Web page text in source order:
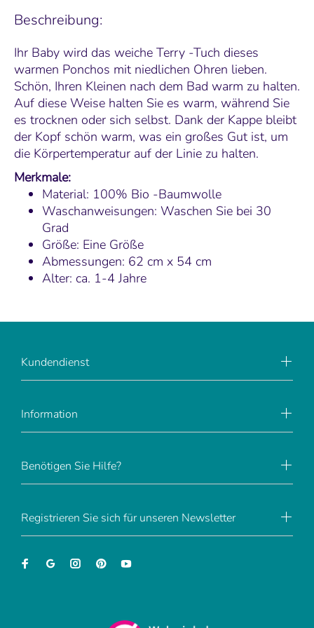
Beschreibung:
Ihr Baby wird das weiche Terry -Tuch dieses
warmen Ponchos mit niedlichen Ohren lieben.
Schön, Ihren Kleinen nach dem Bad warm zu halten.
Auf diese Weise halten Sie es warm, während Sie
es trocknen oder sich selbst. Dank der Kappe bleibt
der Kopf schön warm, was ein großes Gut ist, um
die Körpertemperatur auf der Linie zu halten.
Merkmale:
Material: 100% Bio -Baumwolle
Waschanweisungen: Waschen Sie bei 30
Grad
Größe: Eine Größe
Abmessungen: 62 cm x 54 cm
Alter: ca. 1-4 Jahre
Registrieren Sie sich für unseren Newsletter
Kundendienst
Information
Benötigen Sie Hilfe?